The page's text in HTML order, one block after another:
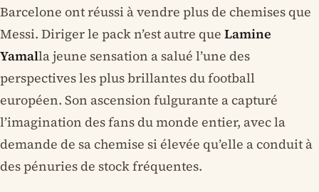
Barcelone ont réussi à vendre plus de chemises que
Messi. Diriger le pack n’est autre que Lamine
Yamalla jeune sensation a salué l’une des
perspectives les plus brillantes du football
européen. Son ascension fulgurante a capturé
l’imagination des fans du monde entier, avec la
demande de sa chemise si élevée qu’elle a conduit à
des pénuries de stock fréquentes.